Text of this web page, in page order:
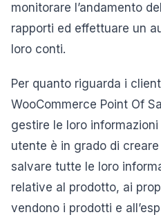
monitorare l’andamento
rapporti ed effettuare un
loro conti.
Per quanto riguarda i
WooCommerce Point Of
gestire le loro
utente è in grado di
salvare tutte le loro
relative al prodotto, ai
vendono i prodotti e